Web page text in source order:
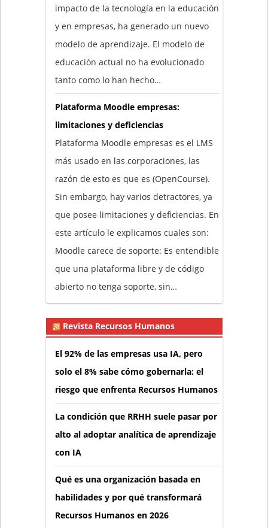
impacto de la tecnología en la educación
y en empresas, ha generado un nuevo
modelo de aprendizaje. El modelo de
educación actual no ha evolucionado
tanto como lo han hecho…
Plataforma Moodle empresas:
limitaciones y deficiencias
Plataforma Moodle empresas es el LMS
más usado en las corporaciones, las
razón de esto es que es (OpenCourse).
Sin embargo, hay varios detractores, ya
que posee limitaciones y deficiencias. En
este artículo le explicamos cuales son:
Moodle carece de soporte: Es entendible
que una plataforma libre y de código
abierto no tenga soporte, sin…
Revista Recursos Humanos
El 92% de las empresas usa IA, pero
solo el 8% sabe cómo gobernarla: el
riesgo que enfrenta Recursos Humanos
La condición que RRHH suele pasar por
alto al adoptar analítica de aprendizaje
con IA
Qué es una organización basada en
habilidades y por qué transformará
Recursos Humanos en 2026